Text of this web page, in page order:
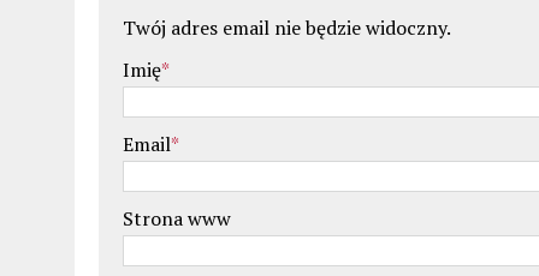
Twój adres email nie będzie widoczny.
Imię*
Email*
Strona www